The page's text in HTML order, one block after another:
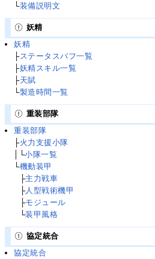
└装備説明文
妖精
妖精
├ステータスバフ一覧
├妖精スキル一覧
├天賦
└製造時間一覧
重装部隊
重装部隊
├火力支援小隊
│└小隊一覧
└機動装甲
├主力戦車
├人型戦術機甲
├モジュール
└装甲風格
協定統合
協定統合